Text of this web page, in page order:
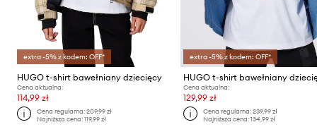
extra -5% z kodem: OFF*
HUGO t-shirt bawełniany dziecięcy
Cena aktualna:
114,99 zł
Cena regularna:209,99 zł
Najniższa cena:119,99 zł
extra -5% z kodem: OFF*
HUGO t-shirt bawełniany
Cena aktualna:
129,99 zł
Cena regularna: 239,99 zł
Najniższa cena: 134,99 zł